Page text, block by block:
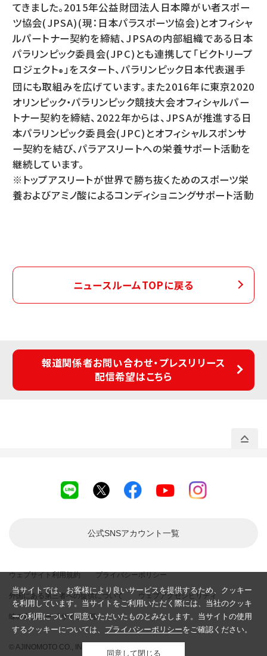
てきました。2015年公益財団法人日本障がい者スポー
ツ協会(JPSA)(現：日本パラスポーツ協会)とオフィシャ
ルパートナー契約を締結、JPSAの内部組織である日本
パラリンピック委員会(JPC)とも連携して「ビクトリープ
ロジェクト®」をスタート、パラリンピック日本代表選手
団にも取組みを広げています。また2016年に東京2020
オリンピック・パラリンピック競技大会オフィシャルパー
トナー契約を締結、2022年からは、JPSAが推進する日
本パラリンピック委員会(JPC)とオフィシャルスポンサ
ー契約を結び、パラアスリートへの栄養サポート活動を
継続しています。
※トップアスリートが世界で勝ち抜くためのスポーツ栄
養およびアミノ酸によるコンディショニングサポート活動
ニュースルームTOPに戻る
報道関係者お問い合わせ・プレスリリース
配信希望はこちら
ウェブサイト利用規約 プライバシーポリシー
外国にある第三者への提供について ウェブアクセシビリティ
味の素グループ サイト一覧
© AJINOMOTO CO., INC. All rights reserved.
公式SNSアカウント一覧
当サイトでは、お客様により良いサービスを提供するため、クッキー
を利用しています。当サイトをご利用いただく際には、当社のクッキ
ーの利用について同意いただいたものとみなします。当サイトの使用
するクッキーについては、 プライバシーポリシーをご確認ください。
同意して閉じる